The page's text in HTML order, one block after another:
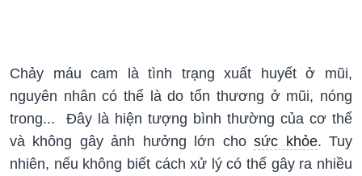
Chảy máu cam là tình trạng xuất huyết ở mũi,
nguyên nhân có thể là do tổn thương ở mũi, nóng
trong... Đây là hiện tượng bình thường của cơ thể
và không gây ảnh hưởng lớn chosức khỏe. Tuy
nhiên, nếu không biết cách xử lý có thể gây ra nhiều